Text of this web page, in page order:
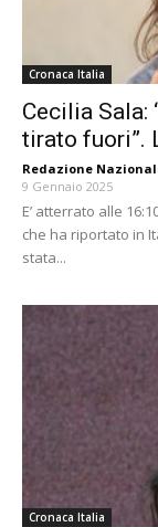
Cronaca Italia
Cecilia Sala:
tirato fuori”.
Redazione
9 Gennaio 2025
E’ atterrato alle
che ha riportato in
stata...
Cronaca Italia